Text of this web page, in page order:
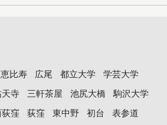
恵比寿 広尾 都立大学
学芸大学
寺 三軒茶屋 池尻大橋
駒沢大学
窪 荻窪 東中野 初台
表参道